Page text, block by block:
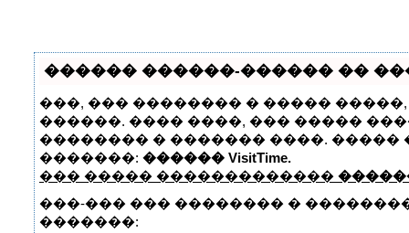
������ ������-������ ��
���, ��� �������� � �����
������. ���� ����, ��� �����
�������� � ������� ����.
�������: ������ VisitTime.
��� ����� �������������
���-��� ��� �������� �
�������: